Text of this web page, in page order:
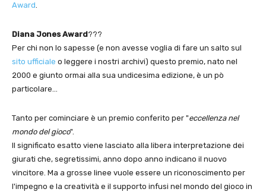
Award.
Diana Jones Award???
Per chi non lo sapesse (e non avesse voglia di fare un salto sul
sito ufficiale o leggere i nostri archivi) questo premio, nato nel
2000 e giunto ormai alla sua undicesima edizione, è un pò
particolare…
Tanto per cominciare è un premio conferito per "eccellenza nel
mondo del gioco".
Il significato esatto viene lasciato alla libera interpretazione dei
giurati che, segretissimi, anno dopo anno indicano il nuovo
vincitore. Ma a grosse linee vuole essere un riconoscimento per
l'impegno e la creatività e il supporto infusi nel mondo del gioco in